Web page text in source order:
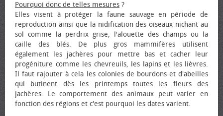
Pourquoi donc de telles mesures ?
Elles visent à protéger la faune sauvage en période de
reproduction ainsi que la nidification des oiseaux nichant au
sol comme la perdrix grise, l'alouette des champs ou la
caille des blés. De plus gros mammifères utilisent
également les jachères pour mettre bas et cacher leur
progéniture comme les chevreuils, les lapins et les lièvres.
Il faut rajouter à cela les colonies de bourdons et d'abeilles
qui butinent dès les printemps toutes les fleurs des
jachères. Le comportement des animaux peut varier en
fonction des régions et c'est pourquoi les dates varient.